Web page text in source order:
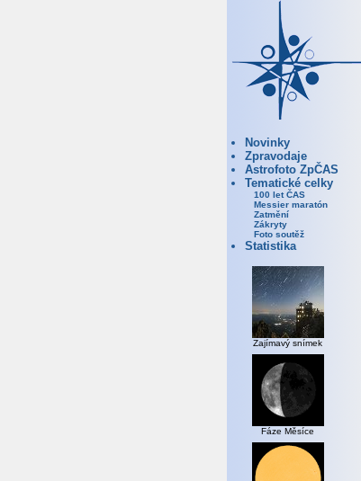
Novinky
Zpravodaje
Astrofoto ZpČAS
Tematické celky
100 let ČAS
Messier maratón
Zatmění
Zákryty
Foto soutěž
Statistika
Zajímavý snímek
Fáze Měsíce